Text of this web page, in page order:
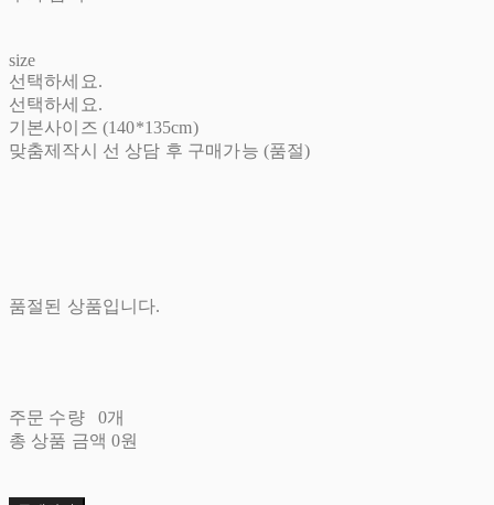
size
선택하세요.
선택하세요.
기본사이즈 (140*135cm)
맞춤제작시 선 상담 후 구매가능 (품절)
품절된 상품입니다.
주문 수량
0개
총 상품 금액 0원